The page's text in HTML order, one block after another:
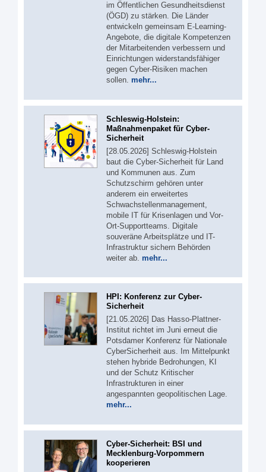
im Öffentlichen Gesundheitsdienst
(ÖGD) zu stärken. Die Länder
entwickeln gemeinsam E-Learning-
Angebote, die digitale Kompetenzen
der Mitarbeitenden verbessern und
Einrichtungen widerstandsfähiger
gegen Cyber-Risiken machen
sollen. mehr...
Schleswig-Holstein:
Maßnahmenpaket für Cyber-
Sicherheit
[28.05.2026] Schleswig-Holstein
baut die Cyber-Sicherheit für Land
und Kommunen aus. Zum
Schutzschirm gehören unter
anderem ein erweitertes
Schwachstellenmanagement,
mobile IT für Krisenlagen und Vor-
Ort-Supportteams. Digitale
souveräne Arbeitsplätze und IT-
Infrastruktur sichern Behörden
weiter ab. mehr...
HPI: Konferenz zur Cyber-
Sicherheit
[21.05.2026] Das Hasso-Plattner-
Institut richtet im Juni erneut die
Potsdamer Konferenz für Nationale
CyberSicherheit aus. Im Mittelpunkt
stehen hybride Bedrohungen, KI
und der Schutz Kritischer
Infrastrukturen in einer
angespannten geopolitischen Lage.
mehr...
Cyber-Sicherheit: BSI und
Mecklenburg-Vorpommern
kooperieren